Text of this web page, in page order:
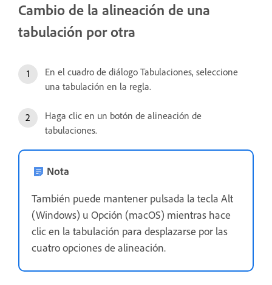
Cambio de la alineación de una
tabulación por otra
En el cuadro de diálogo Tabulaciones, seleccione
una tabulación en la regla.
Haga clic en un botón de alineación de
tabulaciones.
Nota
También puede mantener pulsada la tecla Alt
(Windows) u Opción (macOS) mientras hace
clic en la tabulación para desplazarse por las
cuatro opciones de alineación.